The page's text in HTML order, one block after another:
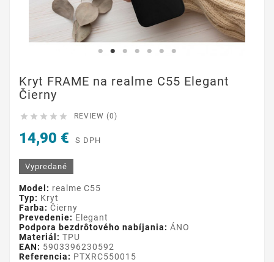
Kryt FRAME na realme C55 Elegant
Čierny
     REVIEW (0)
14,90 € S DPH
Vypredané
Model: realme C55
Typ: Kryt
Farba: Čierny
Prevedenie: Elegant
Podpora bezdrôtového nabíjania: ÁNO
Materiál: TPU
EAN: 5903396230592
Referencia: PTXRC550015